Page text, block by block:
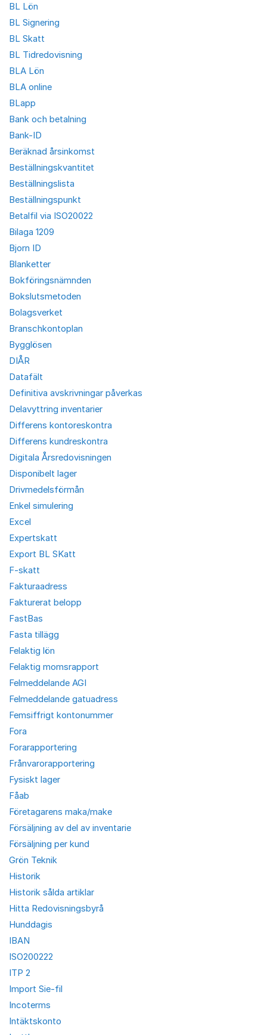
BL Lön
BL Signering
BL Skatt
BL Tidredovisning
BLA Lön
BLA online
BLapp
Bank och betalning
Bank-ID
Beräknad årsinkomst
Beställningskvantitet
Beställningslista
Beställningspunkt
Betalfil via ISO20022
Bilaga 1209
Bjorn ID
Blanketter
Bokföringsnämnden
Bokslutsmetoden
Bolagsverket
Branschkontoplan
Bygglösen
DIÅR
Datafält
Definitiva avskrivningar påverkas
Delavyttring inventarier
Differens kontoreskontra
Differens kundreskontra
Digitala Årsredovisningen
Disponibelt lager
Drivmedelsförmån
Enkel simulering
Excel
Expertskatt
Export BL SKatt
F-skatt
Fakturaadress
Fakturerat belopp
FastBas
Fasta tillägg
Felaktig lön
Felaktig momsrapport
Felmeddelande AGI
Felmeddelande gatuadress
Femsiffrigt kontonummer
Fora
Forarapportering
Frånvarorapportering
Fysiskt lager
Fåab
Företagarens maka/make
Försäljning av del av inventarie
Försäljning per kund
Grön Teknik
Historik
Historik sålda artiklar
Hitta Redovisningsbyrå
Hunddagis
IBAN
ISO200222
ITP 2
Import Sie-fil
Incoterms
Intäktskonto